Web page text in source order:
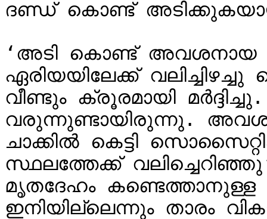
ദണ്ഡ് കൊണ്ട്
‘അടി കൊണ്ട് അവശനായ
ഏരിയയിലേക്ക്
വീണ്ടും ക്രൂരമായി
വരുന്നുണ്ടായിരുന്നു.
ചാക്കിൽ കെട്ടി
സ്ഥലത്തേക്ക്
മൃതദേഹം കണ്ടെത്താനുള്ള
ഇനിയില്ലെന്നും താരം